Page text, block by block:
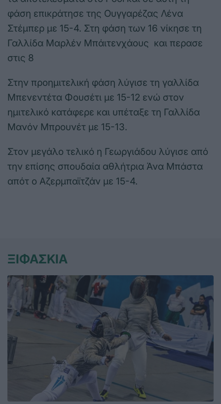
φάση επικράτησε της Ουγγαρέζας Λένα
Στέμπερ με 15-4. Στη φάση των 16 νίκησε τη
Γαλλίδα Μαρλέν Μπάιτενχάους και περασε
στις 8
Στην προημιτελική φάση λύγισε τη γαλλίδα
Μπενεντέτα Φουσέτι με 15-12 ενώ στον
ημιτελικό κατάφερε και υπέταξε τη Γαλλίδα
Μανόν Μπρουνέτ με 15-13.
Στον μεγάλο τελικό η Γεωργιάδου λύγισε από
την επίσης σπουδαία αθλήτρια Άνα Μπάστα
απότ ο Αζερμπαϊτζάν με 15-4.
ΞΙΦΑΣΚΙΑ